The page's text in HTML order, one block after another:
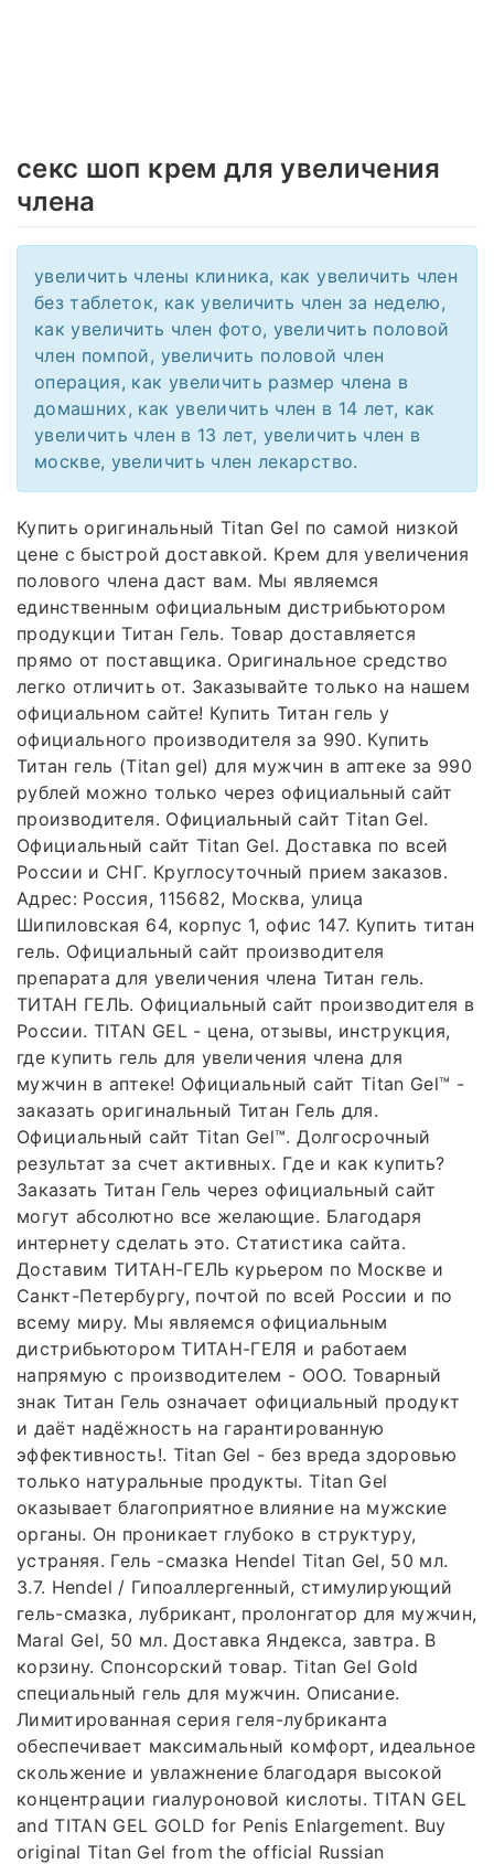
секс шоп крем для увеличения
члена
увеличить члены клиника, как увеличить член
без таблеток, как увеличить член за неделю,
как увеличить член фото, увеличить половой
член помпой, увеличить половой член
операция, как увеличить размер члена в
домашних, как увеличить член в 14 лет, как
увеличить член в 13 лет, увеличить член в
москве, увеличить член лекарство.
Купить оригинальный Titan Gel по самой низкой
цене с быстрой доставкой. Крем для увеличения
полового члена даст вам. Мы являемся
единственным официальным дистрибьютором
продукции Титан Гель. Товар доставляется
прямо от поставщика. Оригинальное средство
легко отличить от. Заказывайте только на нашем
официальном сайте! Купить Титан гель у
официального производителя за 990. Купить
Титан гель (Titan gel) для мужчин в аптеке за 990
рублей можно только через официальный сайт
производителя. Официальный сайт Titan Gel.
Официальный сайт Titan Gel. Доставка по всей
России и СНГ. Круглосуточный прием заказов.
Адрес: Россия, 115682, Москва, улица
Шипиловская 64, корпус 1, офис 147. Купить титан
гель. Официальный сайт производителя
препарата для увеличения члена Титан гель.
ТИТАН ГЕЛЬ. Официальный сайт производителя в
России. TITAN GEL - цена, отзывы, инструкция,
где купить гель для увеличения члена для
мужчин в аптеке! Официальный сайт Titan Gel™ -
заказать оригинальный Титан Гель для.
Официальный сайт Titan Gel™. Долгосрочный
результат за счет активных. Где и как купить?
Заказать Титан Гель через официальный сайт
могут абсолютно все желающие. Благодаря
интернету сделать это. Статистика сайта.
Доставим ТИТАН-ГЕЛЬ курьером по Москве и
Санкт-Петербургу, почтой по всей России и по
всему миру. Мы являемся официальным
дистрибьютором ТИТАН-ГЕЛЯ и работаем
напрямую с производителем - ООО. Товарный
знак Титан Гель означает официальный продукт
и даёт надёжность на гарантированную
эффективность!. Titan Gel - без вреда здоровью
только натуральные продукты. Titan Gel
оказывает благоприятное влияние на мужские
органы. Он проникает глубоко в структуру,
устраняя. Гель -смазка Hendel Titan Gel, 50 мл.
3.7. Hendel / Гипоаллергенный, стимулирующий
гель-смазка, лубрикант, пролонгатор для мужчин,
Maral Gel, 50 мл. Доставка Яндекса, завтра. В
корзину. Спонсорский товар. Titan Gel Gold
специальный гель для мужчин. Описание.
Лимитированная серия геля-лубриканта
обеспечивает максимальный комфорт, идеальное
скольжение и увлажнение благодаря высокой
концентрации гиалуроновой кислоты. TITAN GEL
and TITAN GEL GOLD for Penis Enlargement. Buy
original Titan Gel from the official Russian